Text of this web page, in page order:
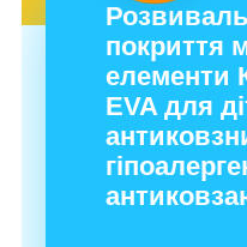
покриття
елементи
EVA для